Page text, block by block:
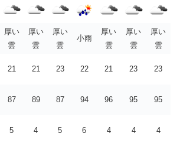
厚い
雲
厚い
雲
厚い
雲
小雨
厚い
雲
厚い
雲
厚い
雲
21 21 23 22 21 23 23
87 89 87 94 96 95 95
5 4 5 6 4 4 4